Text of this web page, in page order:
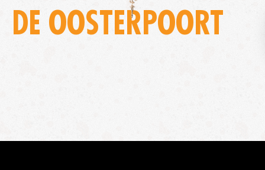
DE OOSTERPOORT